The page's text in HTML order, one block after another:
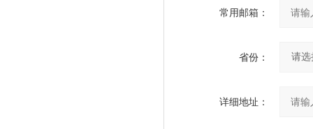
常用邮箱：
省份：
详细地址：